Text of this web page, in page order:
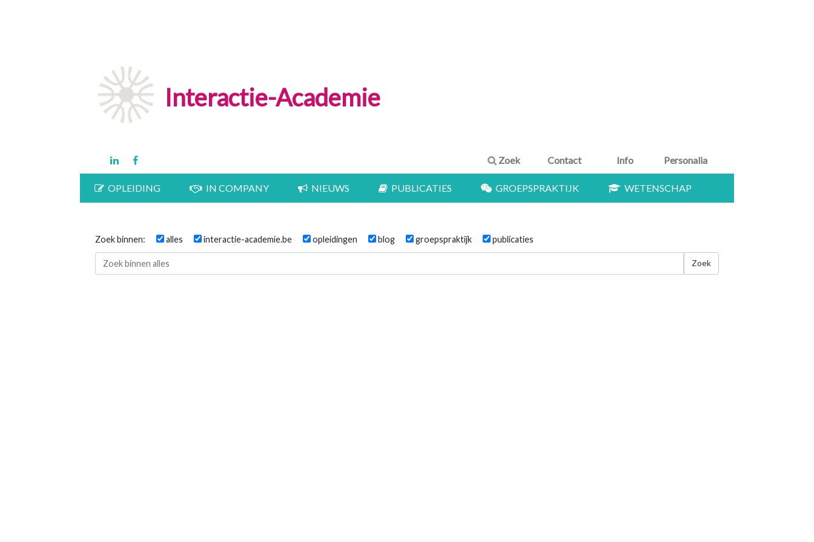
Interactie-Academie
Zoek Contact Info Personalia
OPLEIDING IN COMPANY NIEUWS PUBLICATIES GROEPSPRAKTIJK WETENSCHAP
Zoek binnen: alles interactie-academie.be opleidingen blog groepspraktijk publicaties
Zoek